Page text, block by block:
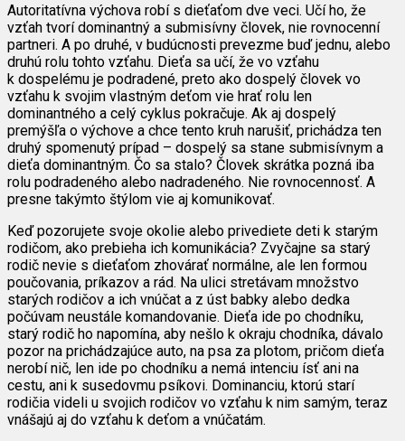
Autoritatívna výchova robí s dieťaťom dve veci. Učí ho, že
vzťah tvorí dominantný a submisívny človek, nie rovnocenní
partneri. A po druhé, v budúcnosti prevezme buď jednu, alebo
druhú rolu tohto vzťahu. Dieťa sa učí, že vo vzťahu
k dospelému je podradené, preto ako dospelý človek vo
vzťahu k svojim vlastným deťom vie hrať rolu len
dominantného a celý cyklus pokračuje. Ak aj dospelý
premýšľa o výchove a chce tento kruh narušiť, prichádza ten
druhý spomenutý prípad – dospelý sa stane submisívnym a
dieťa dominantným. Čo sa stalo? Človek skrátka pozná iba
rolu podradeného alebo nadradeného. Nie rovnocennosť. A
presne takýmto štýlom vie aj komunikovať.
Keď pozorujete svoje okolie alebo privediete deti k starým
rodičom, ako prebieha ich komunikácia? Zvyčajne sa starý
rodič nevie s dieťaťom zhovárať normálne, ale len formou
poučovania, príkazov a rád. Na ulici stretávam množstvo
starých rodičov a ich vnúčat a z úst babky alebo dedka
počúvam neustále komandovanie. Dieťa ide po chodníku,
starý rodič ho napomína, aby nešlo k okraju chodníka, dávalo
pozor na prichádzajúce auto, na psa za plotom, pričom dieťa
nerobí nič, len ide po chodníku a nemá intenciu ísť ani na
cestu, ani k susedovmu psíkovi. Dominanciu, ktorú starí
rodičia videli u svojich rodičov vo vzťahu k nim samým, teraz
vnášajú aj do vzťahu k deťom a vnúčatám.